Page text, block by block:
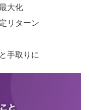
大化
リターン
手取りに